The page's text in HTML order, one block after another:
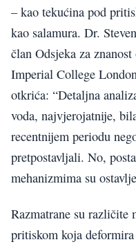
– kao tekućina pod
kao salamura. Dr.
član Odsjeka za
Imperial College
otkrića: “Detaljna
voda, najvjerojatnije,
recentnijem periodu
pretpostavljali. No,
mehanizmima su
Razmatrane su različite
pritiskom koja